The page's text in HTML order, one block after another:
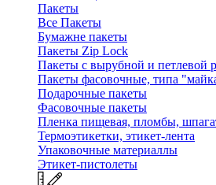
Пакеты
Все Пакеты
Бумажне пакеты
Пакеты Zip Lock
Пакеты с вырубной и петлевой
Пакеты фасовочные, типа
Подарочные пакеты
Фасовочные пакеты
Пленка пищевая, пломбы,
Термоэтикетки, этикет-лента
Упаковочные материаллы
Этикет-пистолеты